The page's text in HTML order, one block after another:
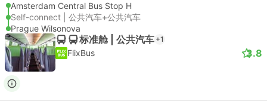
Amsterdam Central Bus Stop H
Self-connect | 公共汽车+公共汽车
Prague Wilsonova
标准舱 | 公共汽车 +1
FlixBus 3.8